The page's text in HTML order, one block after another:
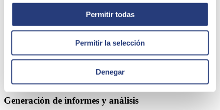
Permitir todas
Permitir la selección
Denegar
Integración de datos en tiempo real
Proporciona visibilidad total de la planta alintegrar datos de
diferentes áreas,como producción, inventario, ventas y finanzas,
en tiempo real. Esto facilita la toma de decisiones informadas.
Generación de informes y análisis